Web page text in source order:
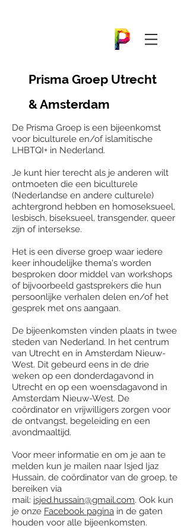
Prisma Groep Utrecht
& Amsterdam
De Prisma Groep is een bijeenkomst
voor biculturele en/of islamitische
LHBTQI+ in Nederland.
Je kunt hier terecht als je anderen wilt
ontmoeten die een biculturele
(Nederlandse en andere culturele)
achtergrond hebben en homoseksueel,
lesbisch, biseksueel, transgender, queer
zijn of intersekse.
Het is een diverse groep waar iedere
keer inhoudelijke thema's worden
besproken door middel van workshops
of bijvoorbeeld gastsprekers die hun
persoonlijke verhalen delen en/of het
gesprek met ons aangaan.
De bijeenkomsten vinden plaats in twee
steden van Nederland. In het centrum
van Utrecht en in Amsterdam Nieuw-
West. Dit gebeurd eens in de drie
weken op een donderdagavond in
Utrecht en op een woensdagavond in
Amsterdam Nieuw-West. De
coördinator en vrijwilligers zorgen voor
de ontvangst, begeleiding en een
avondmaaltijd.
Voor meer informatie en om je aan te
melden kun je mailen naar Isjed Ijaz
Hussain, de coördinator van de groep, te
bereiken via
mail: isjed.hussain@gmail.com. Ook kun
je onze Facebook pagina in de gaten
houden voor alle bijeenkomsten.